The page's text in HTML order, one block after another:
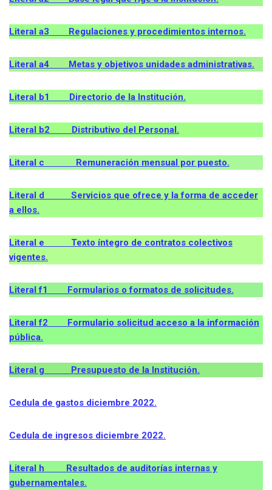
Literal a3 Regulaciones y procedimientos internos.
Literal a4 Metas y objetivos unidades administrativas.
Literal b1 Directorio de la Institución.
Literal b2 Distributivo del Personal.
Literal c Remuneración mensual por puesto.
Literal d Servicios que ofrece y la forma de acceder
a ellos.
Literal e Texto íntegro de contratos colectivos
vigentes.
Literal f1 Formularios o formatos de solicitudes.
Literal f2 Formulario solicitud acceso a la información
pública.
Literal g Presupuesto de la Institución.
Cedula de gastos diciembre 2022.
Cedula de ingresos diciembre 2022.
Literal h Resultados de auditorías internas y
gubernamentales.